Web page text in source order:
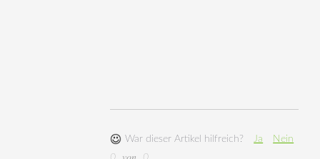
War dieser Artikel hilfreich? Ja
Nein